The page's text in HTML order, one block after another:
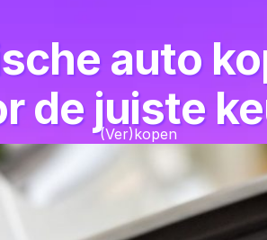
auto
de juiste
(Ver)kopen